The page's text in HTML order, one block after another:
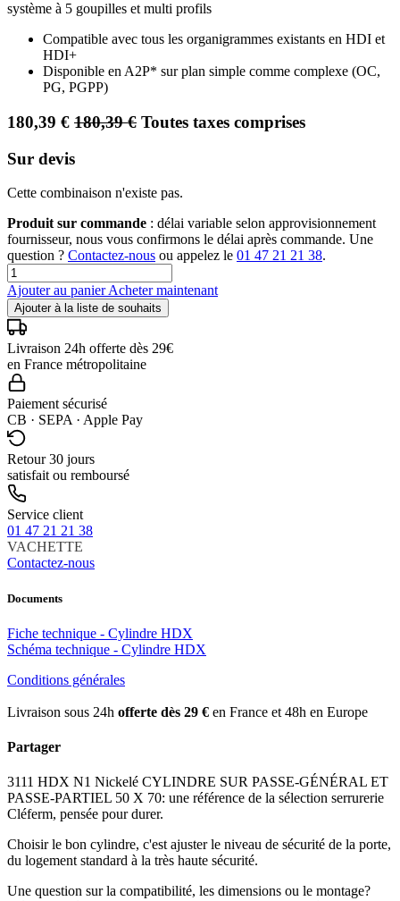
système à 5 goupilles et multi profils
Compatible avec tous les organigrammes existants en HDI et
HDI+
Disponible en A2P* sur plan simple comme complexe (OC,
PG, PGPP)
180,39 € 180,39€ Toutes taxes comprises
Sur devis
Cette combinaison n'existe pas.
Produit sur commande : délai variable selon approvisionnement
fournisseur, nous vous confirmons le délai après commande. Une
question ? Contactez-nous ou appelez le 01 47 21 21 38.
Ajouter au panierAcheter maintenant
Ajouter à la liste de souhaits
Livraison 24h offerte dès 29€
en France métropolitaine
Paiement sécurisé
CB · SEPA · Apple Pay
Retour 30 jours
satisfait ou remboursé
Service client
01 47 21 21 38
VACHETTE
Contactez-nous
Documents
Fiche technique - Cylindre HDX
Schéma technique - Cylindre HDX
Conditions générales
Livraison sous 24h offerte dès 29 € en France et 48h en Europe
Partager
3111 HDX N1 Nickelé CYLINDRE SUR PASSE-GÉNÉRAL ET
PASSE-PARTIEL 50 X 70: une référence de la sélection serrurerie
Cléferm, pensée pour durer.
Choisir le bon cylindre, c'est ajuster le niveau de sécurité de la porte,
du logement standard à la très haute sécurité.
Une question sur la compatibilité, les dimensions ou le montage?